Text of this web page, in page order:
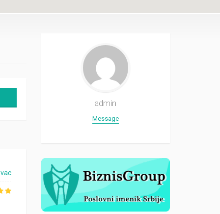
admin
Message